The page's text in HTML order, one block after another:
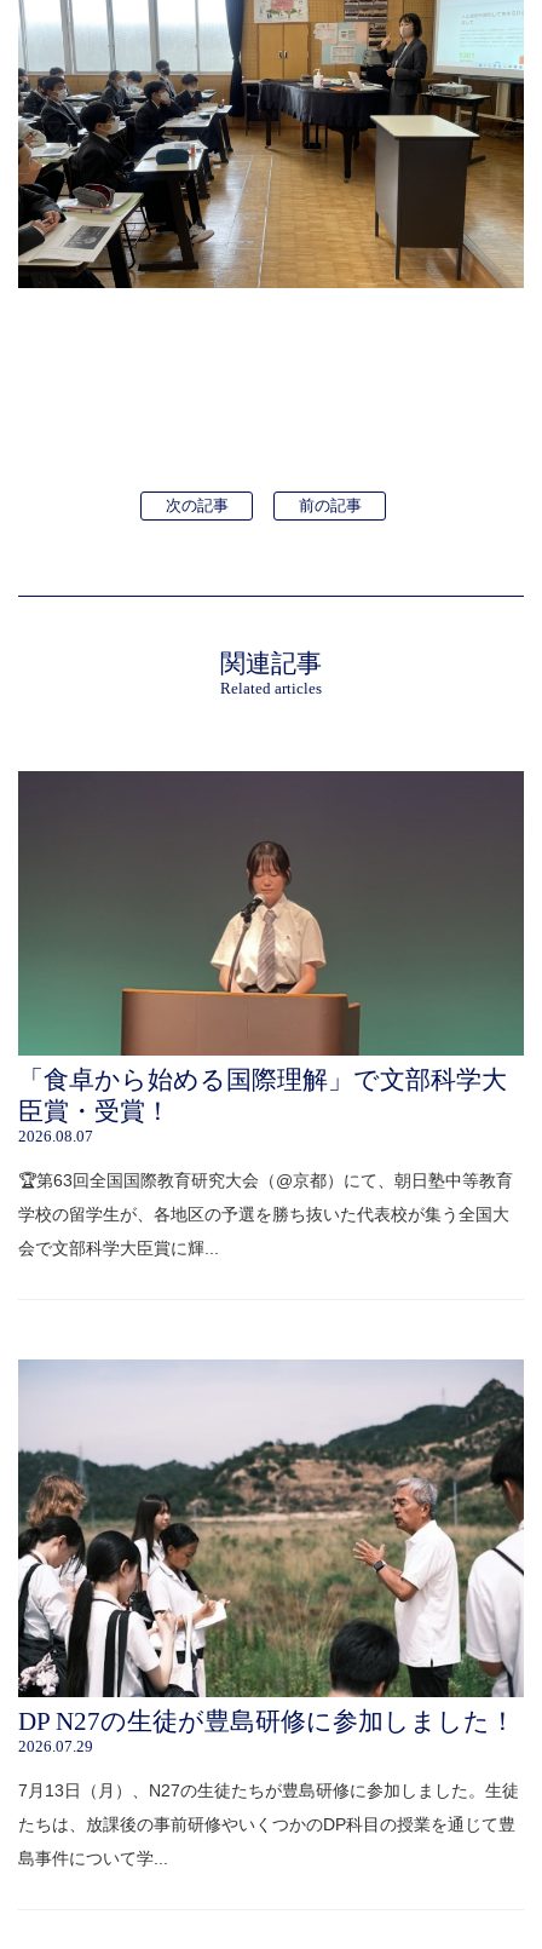
次の記事 前の記事
関連記事
Related articles
「食卓から始める国際理解」で文部科学大
臣賞・受賞！
2026.08.07
🏆第63回全国国際教育研究大会（@京都）にて、朝日塾中等教育
学校の留学生が、各地区の予選を勝ち抜いた代表校が集う全国大
会で文部科学大臣賞に輝...
DP N27の生徒が豊島研修に参加しました！
2026.07.29
7月13日（月）、N27の生徒たちが豊島研修に参加しました。生徒
たちは、放課後の事前研修やいくつかのDP科目の授業を通じて豊
島事件について学...